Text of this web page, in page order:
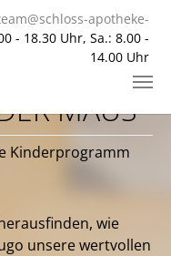
apotheke-
- 18.30 Uhr, Sa.: 8.00 -
14.00 Uhr
MAUS
Kinderprogramm
wie
unsere wertvollen